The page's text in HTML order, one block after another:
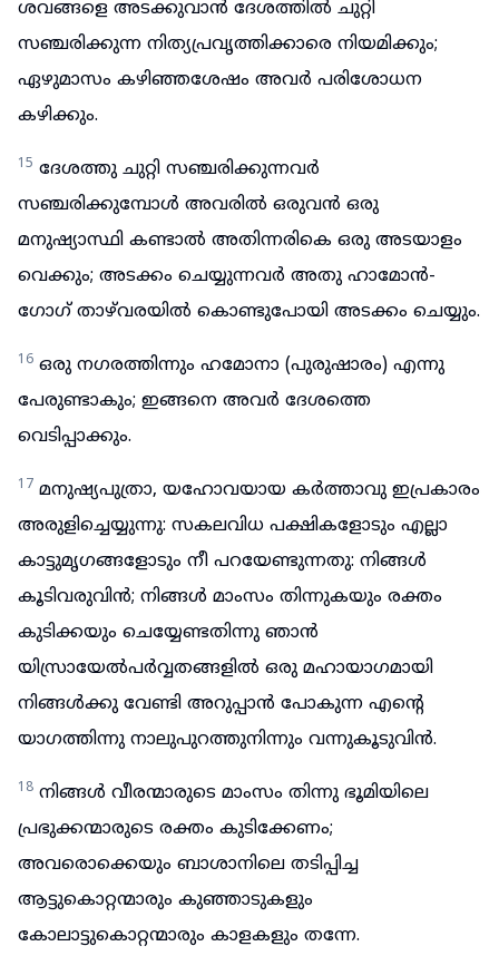
ശവങ്ങളെ അടക്കുവാൻ ദേശത്തിൽ ചുറ്റി
സഞ്ചരിക്കുന്ന നിത്യപ്രവൃത്തിക്കാരെ നിയമിക്കും;
ഏഴുമാസം കഴിഞ്ഞശേഷം അവർ പരിശോധന
കഴിക്കും.
15 ദേശത്തു ചുറ്റി സഞ്ചരിക്കുന്നവർ
സഞ്ചരിക്കുമ്പോൾ അവരിൽ ഒരുവൻ ഒരു
മനുഷ്യാസ്ഥി കണ്ടാൽ അതിന്നരികെ ഒരു അടയാളം
വെക്കും; അടക്കം ചെയ്യുന്നവർ അതു ഹാമോൻ-
ഗോഗ് താഴ്‌വരയിൽ കൊണ്ടുപോയി അടക്കം ചെയ്യും.
16 ഒരു നഗരത്തിന്നും ഹമോനാ (പുരുഷാരം) എന്നു
പേരുണ്ടാകും; ഇങ്ങനെ അവർ ദേശത്തെ
വെടിപ്പാക്കും.
17 മനുഷ്യപുത്രാ, യഹോവയായ കർത്താവു ഇപ്രകാരം
അരുളിച്ചെയ്യുന്നു: സകലവിധ പക്ഷികളോടും എല്ലാ
കാട്ടുമൃഗങ്ങളോടും നീ പറയേണ്ടുന്നതു: നിങ്ങൾ
കൂടിവരുവിൻ; നിങ്ങൾ മാംസം തിന്നുകയും രക്തം
കുടിക്കയും ചെയ്യേണ്ടതിന്നു ഞാൻ
യിസ്രായേൽപർവ്വതങ്ങളിൽ ഒരു മഹായാഗമായി
നിങ്ങൾക്കു വേണ്ടി അറുപ്പാൻ പോകുന്ന എന്റെ
യാഗത്തിന്നു നാലുപുറത്തുനിന്നും വന്നുകൂടുവിൻ.
18 നിങ്ങൾ വീരന്മാരുടെ മാംസം തിന്നു ഭൂമിയിലെ
പ്രഭുക്കന്മാരുടെ രക്തം കുടിക്കേണം;
അവരൊക്കെയും ബാശാനിലെ തടിപ്പിച്ച
ആട്ടുകൊറ്റന്മാരും കുഞ്ഞാടുകളും
കോലാട്ടുകൊറ്റന്മാരും കാളകളും തന്നേ.